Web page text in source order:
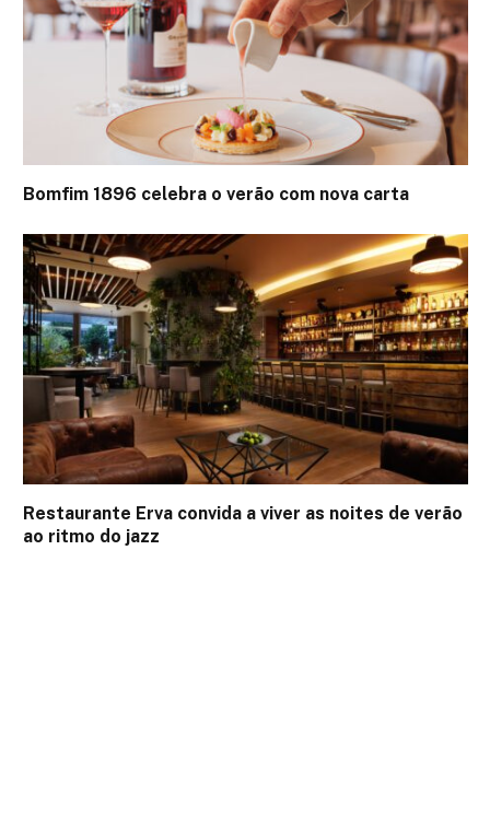
Bomfim 1896 celebra o verão com nova carta
Restaurante Erva convida a viver as noites de verão
ao ritmo do jazz